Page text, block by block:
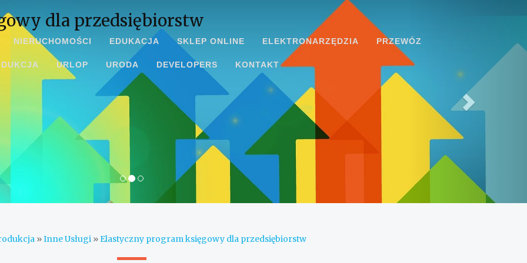
dla przedsiębiorstw
NIERUCHOMOŚCI EDUKACJA SKLEP ONLINE ELEKTRONARZĘDZIA PRZEWÓZ
URLOP URODA DEVELOPERS KONTAKT
»Inne Usługi» Elastyczny program księgowy dla przedsiębiorstw